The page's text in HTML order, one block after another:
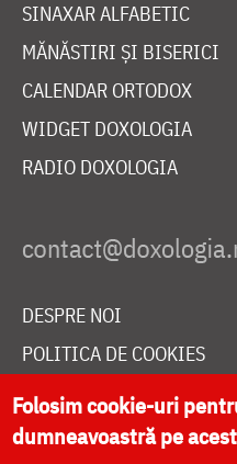
SINAXAR ALFABETIC
MĂNĂSTIRI ȘI BISERICI
CALENDAR ORTODOX
WIDGET DOXOLOGIA
RADIO DOXOLOGIA
DESPRE NOI
POLITICA DE COOKIES
DONEAZĂ ONLINE
Folosim cookie-uri
dumneavoastră pe